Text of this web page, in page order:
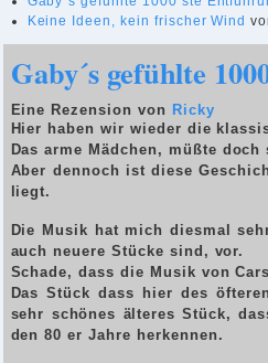
Keine Ideen, kein frischer Wind
Gaby´s gefühlte
Eine Rezension von Ricky
Hier haben wir wieder die
Das arme Mädchen, müßte
Aber dennoch ist diese
liegt.
Die Musik hat mich diesmal
auch neuere Stücke sind, vor.
Schade, dass die Musik von
Das Stück dass hier des
sehr schönes älteres Stück,
den 80 er Jahre herkennen.